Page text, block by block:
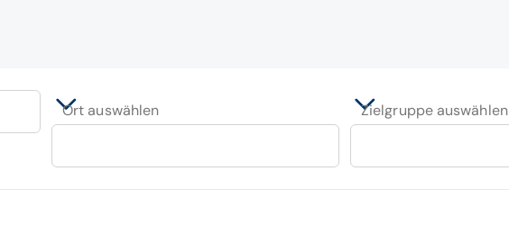
Ort auswählen Zielgruppe auswählen